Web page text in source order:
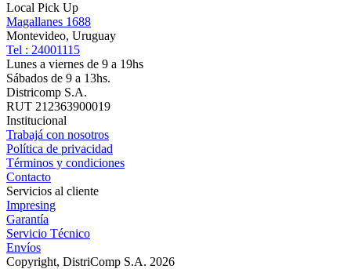
Local Pick Up
Magallanes 1688
Montevideo, Uruguay
Tel : 24001115
Lunes a viernes de 9 a 19hs
Sábados de 9 a 13hs.
Districomp S.A.
RUT 212363900019
Institucional
Trabajá con nosotros
Política de privacidad
Términos y condiciones
Contacto
Servicios al cliente
Impresing
Garantía
Servicio Técnico
Envíos
Copyright, DistriComp S.A. 2026